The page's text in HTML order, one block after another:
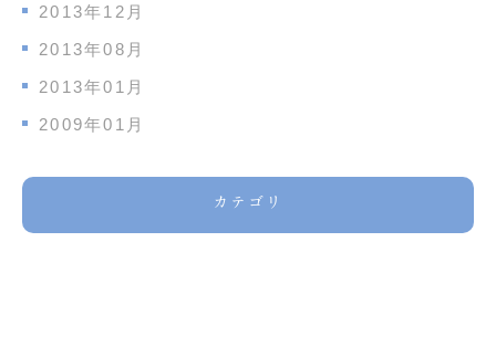
2013年12月
2013年08月
2013年01月
2009年01月
カテゴリ